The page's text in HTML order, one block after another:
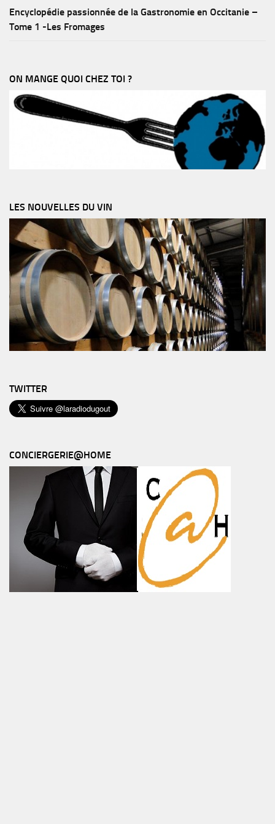
Encyclopédie passionnée de la Gastronomie en Occitanie –
Tome 1 -Les Fromages
ON MANGE QUOI CHEZ TOI ?
LES NOUVELLES DU VIN
TWITTER
CONCIERGERIE@HOME